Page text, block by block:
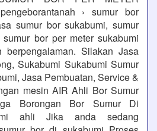
› sumur bor
sumur bor sukabumi, sumur
bor per meter sukabumi
berpengalaman. Silakan Jasa
Sukabumi Sukabumi Sumur
Jasa Pembuatan, Service &
mesin AIR Ahli Bor Sumur
Borongan Bor Sumur Di
ahli Jika anda sedang